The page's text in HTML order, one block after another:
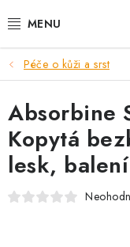
na
DOPORUČUJEME
VÝPRODEJ SKLADU
PSI
KOČKY
Péče o kůži a srst
Absorbine
Kopytá
lesk,